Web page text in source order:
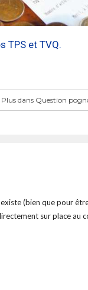
TPS et TVQ.
dans Question
(bien que pour
sur place au